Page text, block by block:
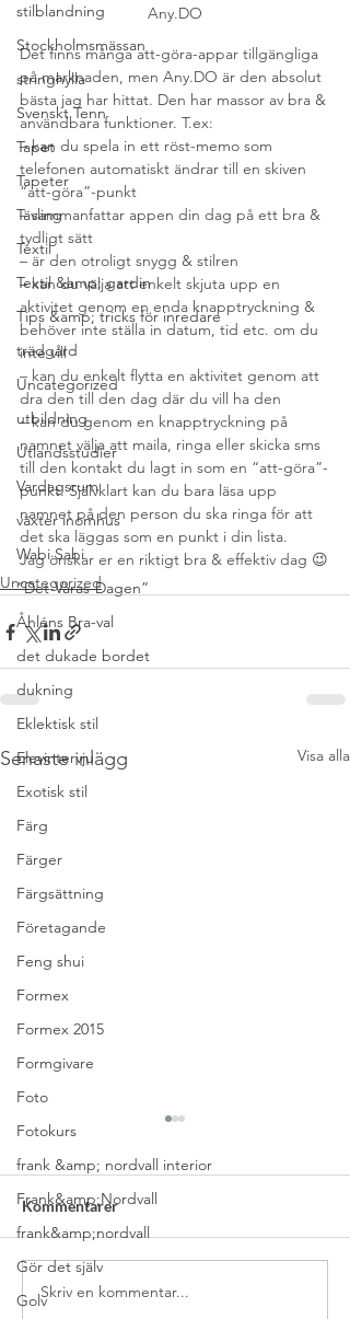
stilblandning
Stockholmsmässan
stringhylla
Svenskt Tenn
Tapet
Tapeter
Tävling
Textil
Textil &amp; gardin
Tips &amp; tricks för inredare
trädgård
Uncategorized
utbildning
Utlandsstudier
Vardagsrum
växter inomhus
Wabi Sabi
”Det-Våras-Dagen”
Åhléns Bra-val
det dukade bordet
dukning
Eklektisk stil
Elevintervju
Exotisk stil
Färg
Färger
Färgsättning
Företagande
Feng shui
Formex
Formex 2015
Formgivare
Foto
Fotokurs
frank &amp; nordvall interior
Frank&amp;Nordvall
frank&amp;nordvall
Gör det själv
Golv
Any.DO
Det finns många att-göra-appar tillgängliga
på marknaden, men Any.DO är den absolut
bästa jag har hittat. Den har massor av bra &
användbara funktioner. T.ex:
– kan du spela in ett röst-memo som
telefonen automatiskt ändrar till en skiven
“att-göra”-punkt
– sammanfattar appen din dag på ett bra &
tydligt sätt
– är den otroligt snygg & stilren
– kan du välja att enkelt skjuta upp en
aktivitet genom en enda knapptryckning &
behöver inte ställa in datum, tid etc. om du
inte vill
– kan du enkelt flytta en aktivitet genom att
dra den till den dag där du vill ha den
– kan du genom en knapptryckning på
namnet välja att maila, ringa eller skicka sms
till den kontakt du lagt in som en “att-göra”-
punkt. Självklart kan du bara läsa upp
namnet på den person du ska ringa för att
det ska läggas som en punkt i din lista.
Jag önskar er en riktigt bra & effektiv dag 😉
Uncategorized
Senaste inlägg Visa alla
Välj rätt belysning till
Kommentarer
Skriv en kommentar...